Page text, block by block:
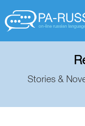
Stories &